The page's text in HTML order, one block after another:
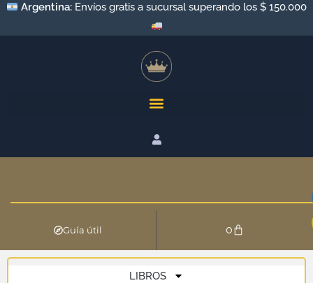
Argentina: Envíos gratis a sucursal superando los $ 150.000
Guía útil 0
LIBROS